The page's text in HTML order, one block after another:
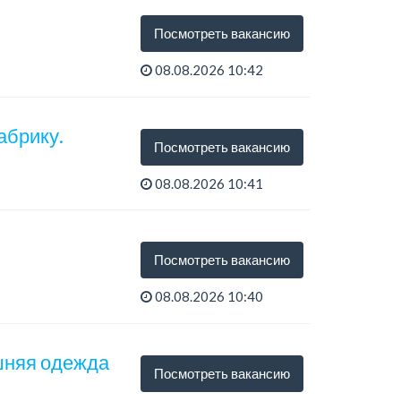
Посмотреть вакансию
08.08.2026 10:42
Посмотреть вакансию
08.08.2026 10:41
Посмотреть вакансию
08.08.2026 10:40
одежда
Посмотреть вакансию